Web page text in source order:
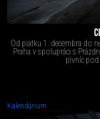
Od piatku 1. decembra do
Praha v spolupráci s
pivníc
Kalendárium